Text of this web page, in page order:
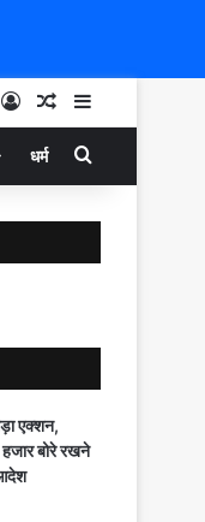
Log InRandom Article
Sidebar
धर्म Search for
एक्शन,
बोरे रखने